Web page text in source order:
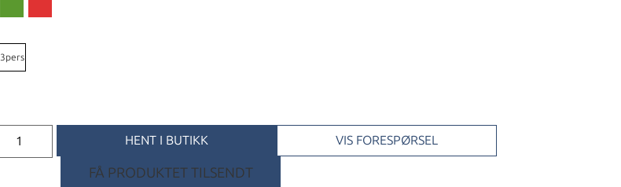
3pers
HENT I BUTIKK VIS FORESPØRSEL
FÅ PRODUKTET TILSENDT